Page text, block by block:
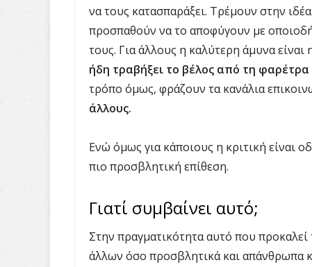
να τους κατασπαράξει. Τρέμουν στην
προσπαθούν να το αποφύγουν με
τους. Για άλλους η καλύτερη άμυνα είναι
ήδη τραβήξει το βέλος από τη
τρόπο όμως, φράζουν τα κανάλια
άλλους.
Ενώ όμως για κάποιους η κριτική είναι
πιο προσβλητική επίθεση.
Γιατί συμβαίνει αυτό;
Στην πραγματικότητα αυτό που προκαλεί
άλλων όσο προσβλητικά και απάνθρωπα